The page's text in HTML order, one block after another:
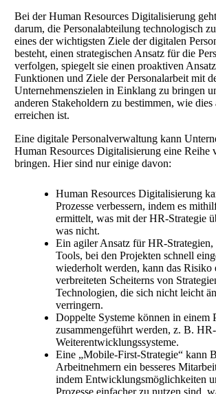
Bei der Human Resources Digitalisierung
darum, die Personalabteilung technologisch
eines der wichtigsten Ziele der digitalen
besteht, einen strategischen Ansatz für die
verfolgen, spiegelt sie einen proaktiven
Funktionen und Ziele der Personalarbeit mit
Unternehmenszielen in Einklang zu bringen
anderen Stakeholdern zu bestimmen, wie dies
erreichen ist.
Eine digitale Personalverwaltung kann
Human Resources Digitalisierung eine Reihe
bringen. Hier sind nur einige davon:
Human Resources Digitalisierung
Prozesse verbessern, indem es
ermittelt, was mit der HR-Strategie
was nicht.
Ein agiler Ansatz für HR-Strategien,
Tools, bei den Projekten schnell
wiederholt werden, kann das Risiko
verbreiteten Scheiterns von
Technologien, die sich nicht leicht
verringern.
Doppelte Systeme können in einem
zusammengeführt werden, z. B.
Weiterentwicklungssysteme.
Eine „Mobile-First-Strategie“ kann
Arbeitnehmern ein besseres
indem Entwicklungsmöglichkeiten